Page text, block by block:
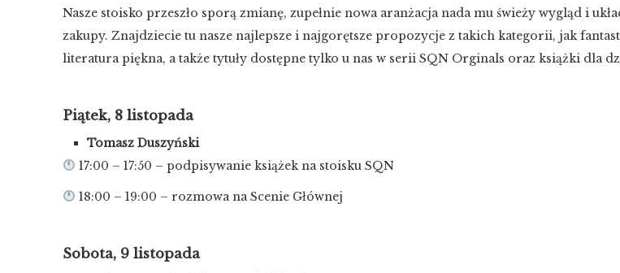
Nasze stoisko przeszło sporą zmianę, zupełnie nowa aranżacja nada mu świeży wygląd i
zakupy. Znajdziecie tu nasze najlepsze i najgorętsze propozycje z takich kategorii, jak
literatura piękna, a także tytuły dostępne tylko u nas w serii SQN Orginals oraz książki dla
Piątek, 8 listopada
Tomasz Duszyński
17:00 – 17:50 – podpisywanie książek na stoisku SQN
18:00 – 19:00 – rozmowa na Scenie Głównej
Sobota, 9 listopada